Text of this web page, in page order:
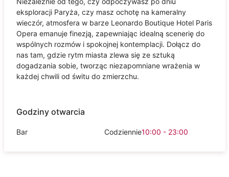
eksploracji Paryża, czy masz ochotę na kameralny
wieczór, atmosfera w barze Leonardo Boutique Hotel Paris
Opera emanuje finezją, zapewniając idealną scenerię do
wspólnych rozmów i spokojnej kontemplacji. Dołącz do
nas tam, gdzie rytm miasta zlewa się ze sztuką
dogadzania sobie, tworząc niezapomniane wrażenia w
każdej chwili od świtu do zmierzchu.
Godziny otwarcia
Bar Codziennie10:00 - 23:00